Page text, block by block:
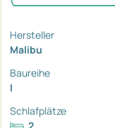
Hersteller
Malibu
Baureihe
I
Schlafplätze
2